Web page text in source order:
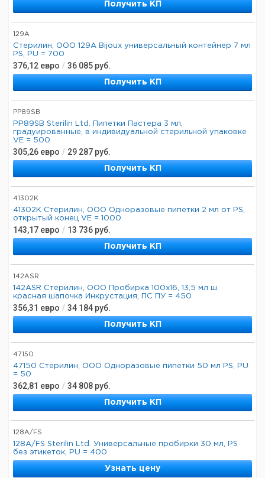
Получить КП
129A
Стерилин, ООО 129А Bijoux универсальный контейнер 7 мл
PS, PU = 700
376,12 евро / 36 085 руб.
Получить КП
PP89SB
PP89SB Sterilin Ltd. Пипетки Пастера 3 мл,
градуированные, в индивидуальной стерильной упаковке
VE = 500
305,26 евро / 29 287 руб.
Получить КП
41302K
41302К Стерилин, ООО Одноразовые пипетки 2 мл от PS,
открытый конец VE = 1000
143,17 евро / 13 736 руб.
Получить КП
142ASR
142ASR Стерилин, ООО Пробирка 100х16, 13,5 мл ш.
красная шапочка Инкрустация, ПС ПУ = 450
356,31 евро / 34 184 руб.
Получить КП
47150
47150 Стерилин, ООО Одноразовые пипетки 50 мл PS, PU
= 50
362,81 евро / 34 808 руб.
Получить КП
128A/FS
128A/FS Sterilin Ltd. Универсальные пробирки 30 мл, PS
без этикеток, PU = 400
Узнать цену